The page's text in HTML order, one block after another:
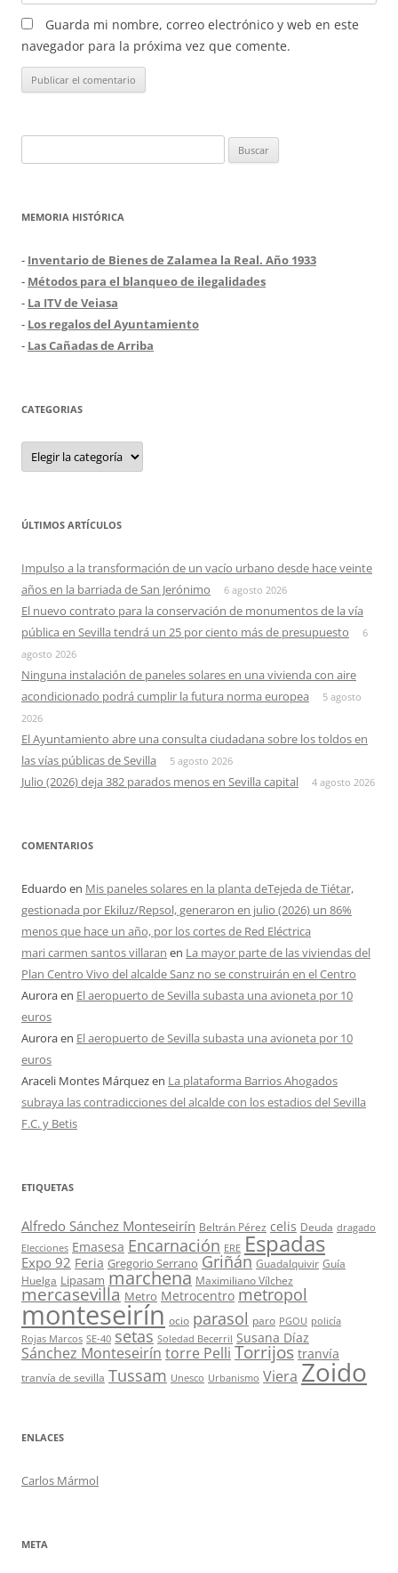
Guarda mi nombre, correo electrónico y web en este
navegador para la próxima vez que comente.
MEMORIA HISTÓRICA
- Inventario de Bienes de Zalamea la Real. Año 1933
- Métodos para el blanqueo de ilegalidades
- La ITV de Veiasa
- Los regalos del Ayuntamiento
- Las Cañadas de Arriba
CATEGORIAS
Categorias
ÚLTIMOS ARTÍCULOS
Impulso a la transformación de un vacío urbano desde hace veinte
años en la barriada de San Jerónimo
6 agosto 2026
El nuevo contrato para la conservación de monumentos de la vía
pública en Sevilla tendrá un 25 por ciento más de presupuesto
6
agosto 2026
Ninguna instalación de paneles solares en una vivienda con aire
acondicionado podrá cumplir la futura norma europea
5 agosto
2026
El Ayuntamiento abre una consulta ciudadana sobre los toldos en
las vías públicas de Sevilla
5 agosto 2026
Julio (2026) deja 382 parados menos en Sevilla capital 4 agosto 2026
COMENTARIOS
Eduardo en Mis paneles solares en la planta deTejeda de Tiétar,
gestionada por Ekiluz/Repsol, generaron en julio (2026) un 86%
menos que hace un año, por los cortes de Red Eléctrica
mari carmen santos villaran en La mayor parte de las viviendas del
Plan Centro Vivo del alcalde Sanz no se construirán en el Centro
Auroraen El aeropuerto de Sevilla subasta una avioneta por 10
euros
Auroraen El aeropuerto de Sevilla subasta una avioneta por 10
euros
Araceli Montes Márquezen La plataforma Barrios Ahogados
subraya las contradicciones del alcalde con los estadios del Sevilla
F.C. y Betis
ETIQUETAS
Alfredo Sánchez Monteseirín Beltrán Pérez celis Deuda dragado
Elecciones Emasesa Encarnación ERE Espadas
Expo 92 Feria Gregorio Serrano Griñán Guadalquivir Guía
Huelga Lipasam marchena Maximiliano Vílchez
mercasevilla Metro Metrocentro metropol
monteseirín ocio parasol paro PGOU policía
Rojas Marcos SE-40 setas Soledad Becerril Susana Díaz
Sánchez Monteseirín torre Pelli Torrijos tranvía
tranvía de sevilla Tussam Unesco Urbanismo Viera Zoido
ENLACES
Carlos Mármol
META